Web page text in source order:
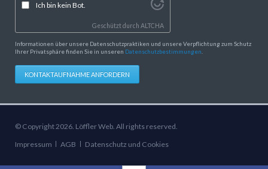
Ich bin kein Bot.
Geschützt durchALTCHA
Informationen über unsere Datenschutzpraktiken und unsere Verpflichtung zum Schutz
Ihrer Privatsphäre finden Sie in unseren Datenschutzbestimmungen
KONTAKTAUFNAHME ANFORDERN
© Copyright 2026. Löffler Web. All rights reserved.
Navigation
Impressum AGB Datenschutz und Cookies